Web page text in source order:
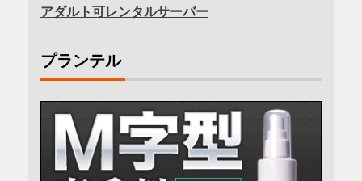
アダルト可レンタルサーバー
プランテル